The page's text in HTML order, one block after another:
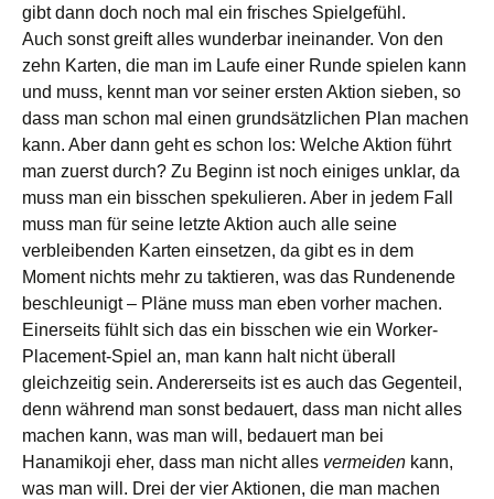
gibt dann doch noch mal ein frisches Spielgefühl.
Auch sonst greift alles wunderbar ineinander. Von den
zehn Karten, die man im Laufe einer Runde spielen kann
und muss, kennt man vor seiner ersten Aktion sieben, so
dass man schon mal einen grundsätzlichen Plan machen
kann. Aber dann geht es schon los: Welche Aktion führt
man zuerst durch? Zu Beginn ist noch einiges unklar, da
muss man ein bisschen spekulieren. Aber in jedem Fall
muss man für seine letzte Aktion auch alle seine
verbleibenden Karten einsetzen, da gibt es in dem
Moment nichts mehr zu taktieren, was das Rundenende
beschleunigt – Pläne muss man eben vorher machen.
Einerseits fühlt sich das ein bisschen wie ein Worker-
Placement-Spiel an, man kann halt nicht überall
gleichzeitig sein. Andererseits ist es auch das Gegenteil,
denn während man sonst bedauert, dass man nicht alles
machen kann, was man will, bedauert man bei
Hanamikoji eher, dass man nicht alles vermeiden kann,
was man will. Drei der vier Aktionen, die man machen